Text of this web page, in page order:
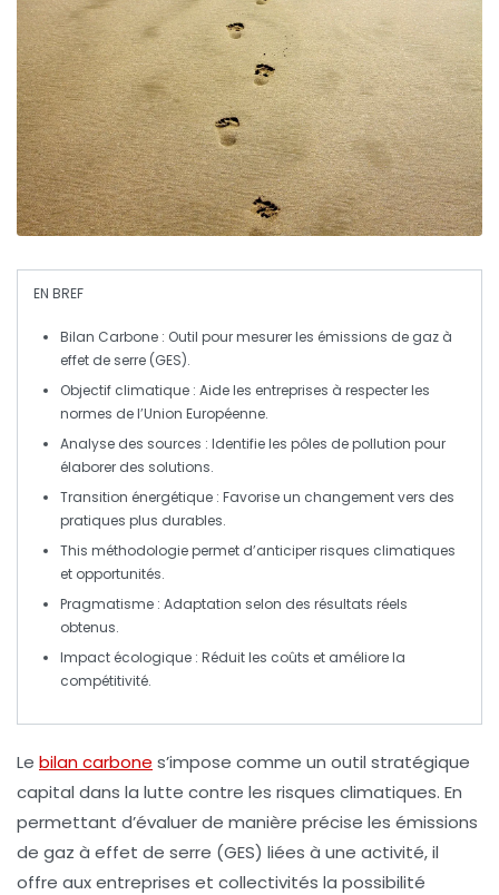
EN BREF
Bilan Carbone : Outil pour mesurer les émissions de gaz à
effet de serre (GES).
Objectif climatique : Aide les entreprises à respecter les
normes de l’Union Européenne.
Analyse des sources : Identifie les pôles de pollution pour
élaborer des solutions.
Transition énergétique : Favorise un changement vers des
pratiques plus durables.
This méthodologie permet d’anticiperrisques climatiques
et opportunités.
Pragmatisme : Adaptation selon des résultats réels
obtenus.
Impact écologique : Réduit les coûts et améliore la
compétitivité.
Le bilan carbone s’impose comme un outil stratégique
capital dans la lutte contre les risques climatiques. En
permettant d’évaluer de manière précise les émissions
de gaz à effet de serre (GES) liées à une activité, il
offre aux entreprises et collectivités la possibilité